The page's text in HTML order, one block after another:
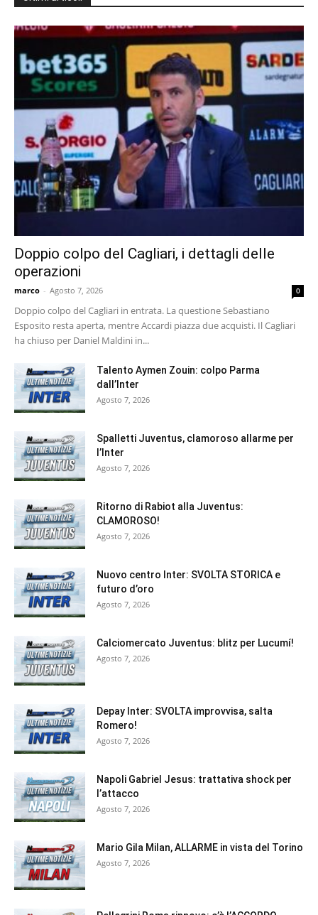
Doppio colpo del Cagliari, i dettagli delle
operazioni
marco - Agosto 7, 2026 0
Doppio colpo del Cagliari in entrata. La questione Sebastiano
Esposito resta aperta, mentre Accardi piazza due acquisti. Il Cagliari
ha chiuso per Daniel Maldini in...
Talento Aymen Zouin: colpo Parma
dall’Inter
Agosto 7, 2026
Spalletti Juventus, clamoroso allarme per
l’Inter
Agosto 7, 2026
Ritorno di Rabiot alla Juventus:
CLAMOROSO!
Agosto 7, 2026
Nuovo centro Inter: SVOLTA STORICA e
futuro d’oro
Agosto 7, 2026
Calciomercato Juventus: blitz per Lucumí!
Agosto 7, 2026
Depay Inter: SVOLTA improvvisa, salta
Romero!
Agosto 7, 2026
Napoli Gabriel Jesus: trattativa shock per
l’attacco
Agosto 7, 2026
Mario Gila Milan, ALLARME in vista del Torino
Agosto 7, 2026